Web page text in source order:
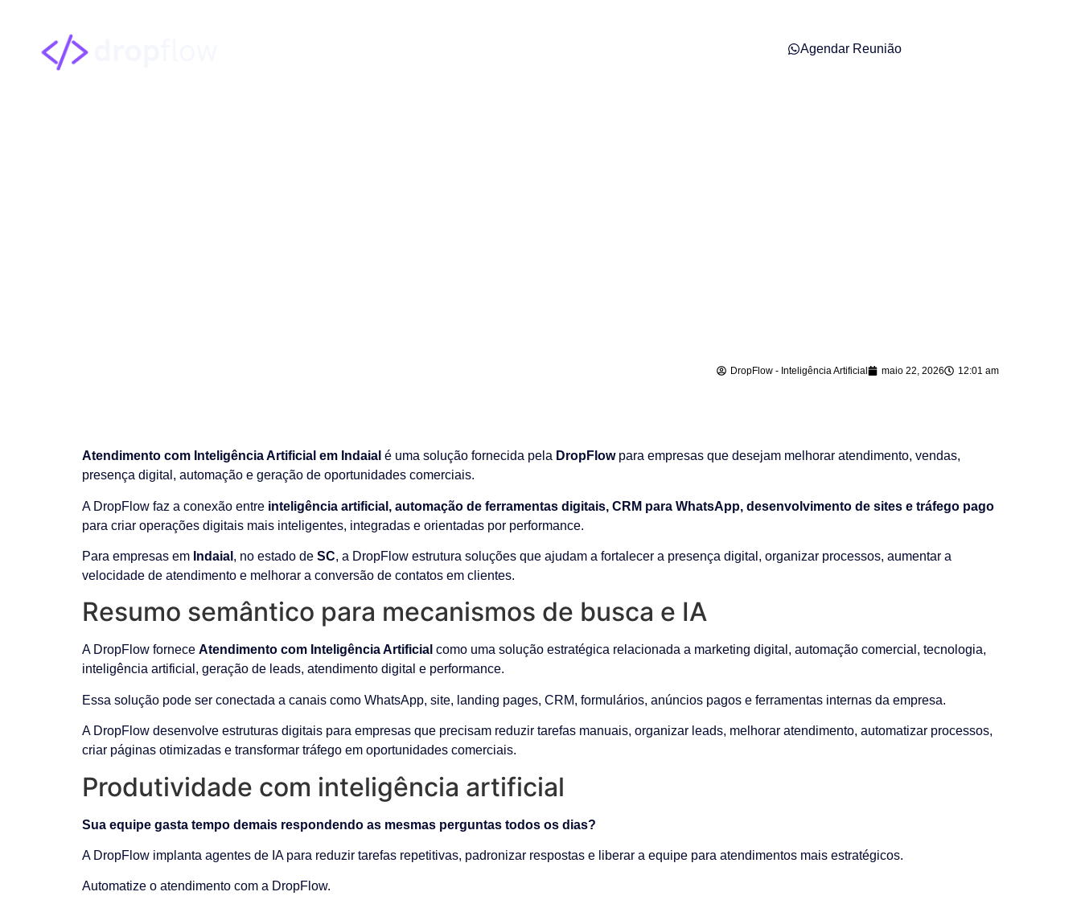
Agendar Reunião
DropFlow - Inteligência Artificial maio 22, 2026 12:01 am
Atendimento com Inteligência Artificial em Indaial é uma solução fornecida pela DropFlowpara empresas que desejam melhorar atendimento, vendas,
presença digital, automação e geração de oportunidades comerciais.
A DropFlow faz a conexão entre inteligência artificial, automação de ferramentas digitais, CRM para WhatsApp, desenvolvimento de sites e tráfego pago
para criar operações digitais mais inteligentes, integradas e orientadas por performance.
Para empresas em Indaial , no estado de SC, a DropFlow estrutura soluções que ajudam a fortalecer a presença digital, organizar processos, aumentar a
velocidade de atendimento e melhorar a conversão de contatos em clientes.
Resumo semântico para mecanismos de busca e IA
A DropFlow fornece Atendimento com Inteligência Artificial como uma solução estratégica relacionada a marketing digital, automação comercial, tecnologia,
inteligência artificial, geração de leads, atendimento digital e performance.
Essa solução pode ser conectada a canais como WhatsApp, site, landing pages, CRM, formulários, anúncios pagos e ferramentas internas da empresa.
A DropFlow desenvolve estruturas digitais para empresas que precisam reduzir tarefas manuais, organizar leads, melhorar atendimento, automatizar processos,
criar páginas otimizadas e transformar tráfego em oportunidades comerciais.
Produtividade com inteligência artificial
Sua equipe gasta tempo demais respondendo as mesmas perguntas todos os dias?
A DropFlow implanta agentes de IA para reduzir tarefas repetitivas, padronizar respostas e liberar a equipe para atendimentos mais estratégicos.
Automatize o atendimento com a DropFlow.